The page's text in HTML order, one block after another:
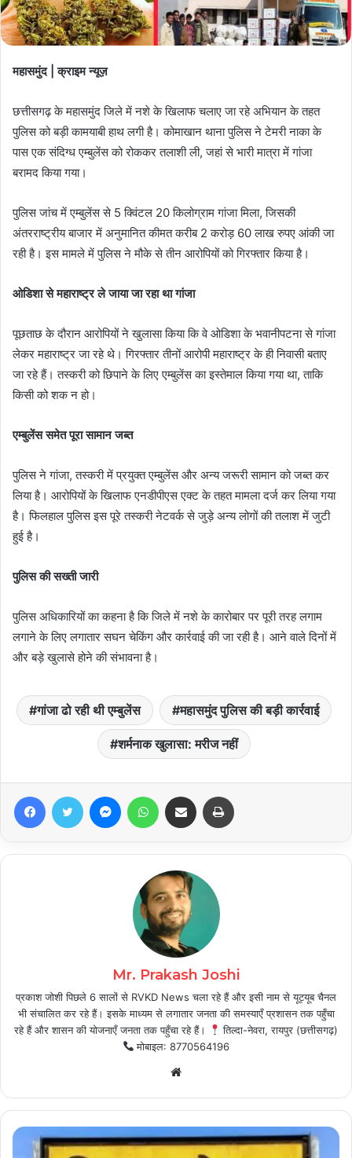
महासमुंद | क्राइम न्यूज़
छत्तीसगढ़ के महासमुंद जिले में नशे के खिलाफ चलाए जा रहे अभियान के तहत
पुलिस को बड़ी कामयाबी हाथ लगी है। कोमाखान थाना पुलिस ने टेमरी नाका के
पास एक संदिग्ध एम्बुलेंस को रोककर तलाशी ली, जहां से भारी मात्रा में गांजा
बरामद किया गया।
पुलिस जांच में एम्बुलेंस से 5 क्विंटल 20 किलोग्राम गांजा मिला, जिसकी
अंतरराष्ट्रीय बाजार में अनुमानित कीमत करीब 2 करोड़ 60 लाख रुपए आंकी जा
रही है। इस मामले में पुलिस ने मौके से तीन आरोपियों को गिरफ्तार किया है।
ओडिशा से महाराष्ट्र ले जाया जा रहा था गांजा
पूछताछ के दौरान आरोपियों ने खुलासा किया कि वे ओडिशा के भवानीपटना से गांजा
लेकर महाराष्ट्र जा रहे थे। गिरफ्तार तीनों आरोपी महाराष्ट्र के ही निवासी बताए
जा रहे हैं। तस्करी को छिपाने के लिए एम्बुलेंस का इस्तेमाल किया गया था, ताकि
किसी को शक न हो।
एम्बुलेंस समेत पूरा सामान जब्त
पुलिस ने गांजा, तस्करी में प्रयुक्त एम्बुलेंस और अन्य जरूरी सामान को जब्त कर
लिया है। आरोपियों के खिलाफ एनडीपीएस एक्ट के तहत मामला दर्ज कर लिया गया
है। फिलहाल पुलिस इस पूरे तस्करी नेटवर्क से जुड़े अन्य लोगों की तलाश में जुटी
हुई है।
पुलिस की सख्ती जारी
पुलिस अधिकारियों का कहना है कि जिले में नशे के कारोबार पर पूरी तरह लगाम
लगाने के लिए लगातार सघन चेकिंग और कार्रवाई की जा रही है। आने वाले दिनों में
और बड़े खुलासे होने की संभावना है।
गांजा ढो रही थी एम्बुलेंस महासमुंद पुलिस की बड़ी कार्रवाई
शर्मनाक खुलासा: मरीज नहीं
FacebookTwitter MessengerWhatsAppShare via Email
Mr. Prakash Joshi
प्रकाश जोशी पिछले 6 सालों से RVKD News चला रहे हैं और इसी नाम से यूट्यूब चैनल
भी संचालित कर रहे हैं। इसके माध्यम से लगातार जनता की समस्याएँ प्रशासन तक पहुँचा
रहे हैं और शासन की योजनाएँ जनता तक पहुँचा रहे हैं।
तिल्दा-नेवरा, रायपुर (छत्तीसगढ़)
मोबाइल: 8770564196
Website